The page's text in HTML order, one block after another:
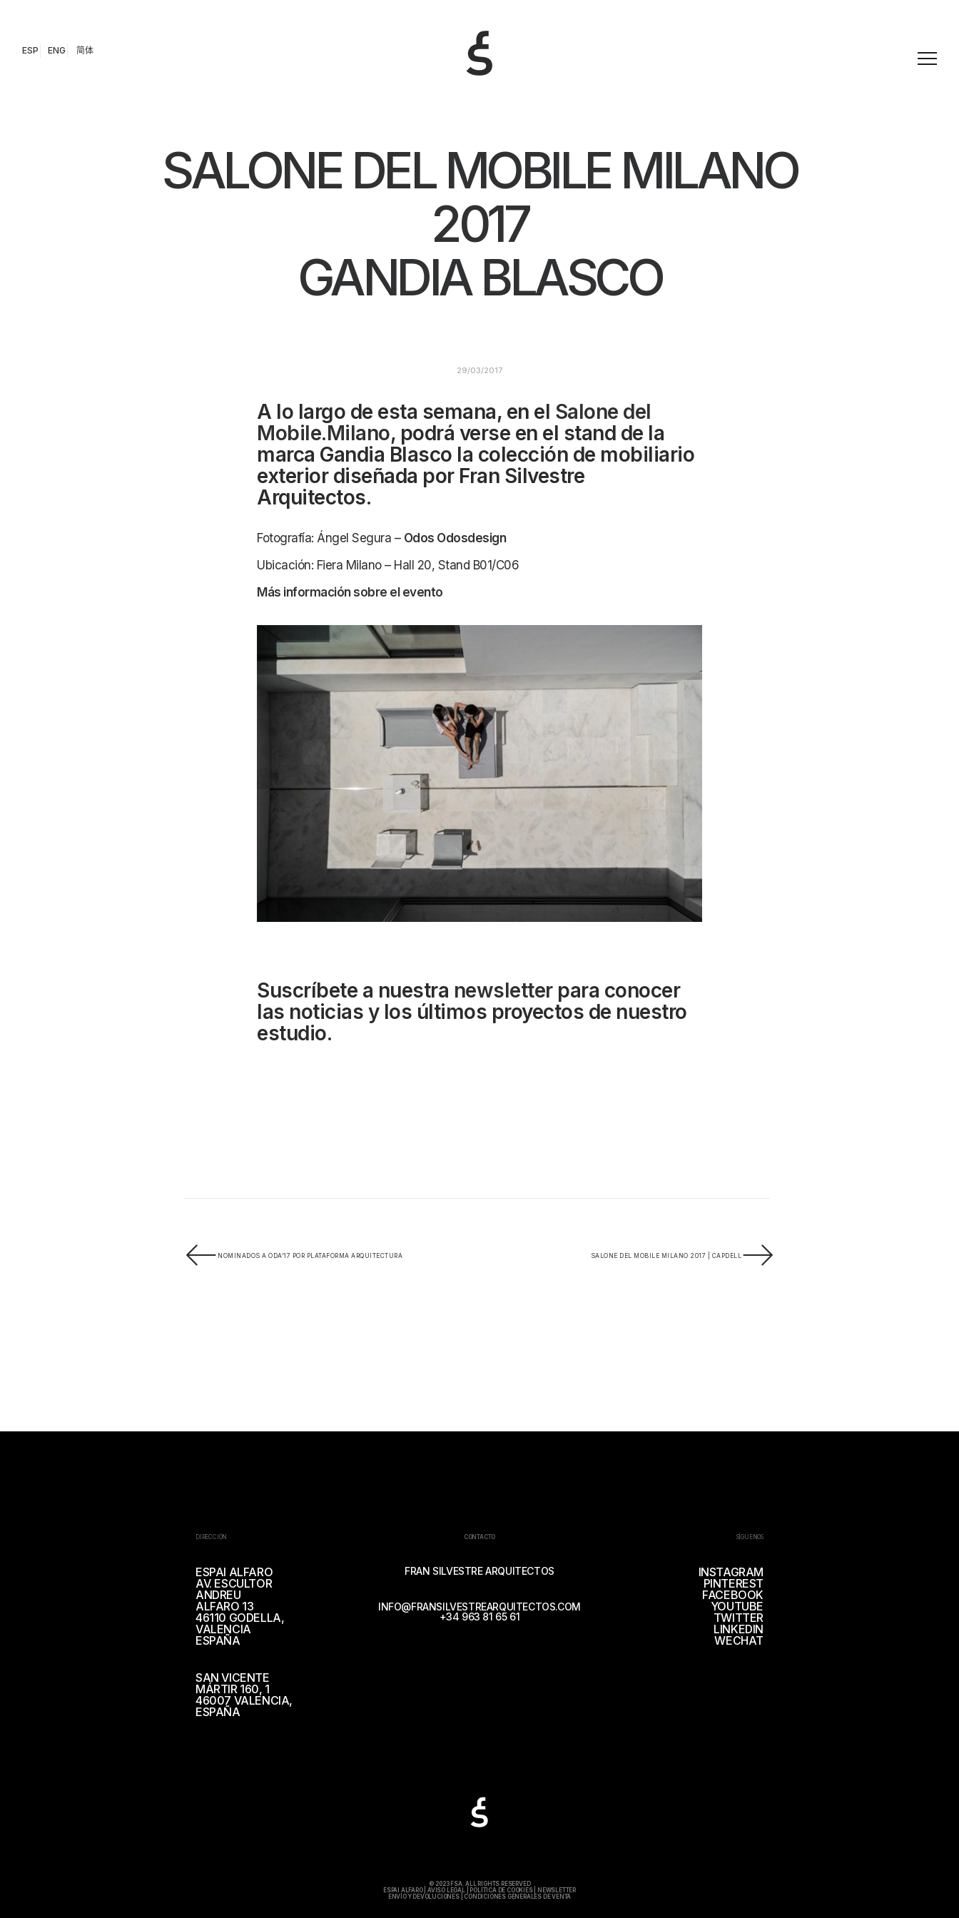
ESP ENG 简体
SALONE DEL MOBILE MILANO
2017
GANDIA BLASCO
29/03/2017
A lo largo de esta semana, en el Salone del
Mobile.Milano, podrá verse en el stand de la
marca Gandia Blasco la colección de mobiliario
exterior diseñada por Fran Silvestre
Arquitectos.
Fotografía: Ángel Segura – Odos Odosdesign
Ubicación: Fiera Milano – Hall 20, Stand B01/C06
Más información sobre el evento
Suscríbete a nuestra newsletterpara conocer
las noticias y los últimos proyectos de nuestro
estudio.
NOMINADOS A ODA’17 POR PLATAFORMA ARQUITECTURA SALONE DEL MOBILE MILANO 2017 | CAPDELL
DIRECCIÓN
ESPAI ALFARO
AV. ESCULTOR
ANDREU
ALFARO 13
46110 GODELLA,
VALENCIA
ESPAÑA
SAN VICENTE
MÁRTIR 160, 1
46007 VALENCIA,
ESPAÑA
CONTACTO
FRAN SILVESTRE ARQUITECTOS
INFO@FRANSILVESTREARQUITECTOS.COM
+34 963 81 65 61
SÍGUENOS
INSTAGRAM
PINTEREST
FACEBOOK
YOUTUBE
TWITTER
LINKEDIN
WECHAT
© 2023 FSA. ALL RIGHTS RESERVED
ESPAI ALFARO|AVISO LEGAL POLÍTICA DE COOKIES|
NEWSLETTER
ENVÍO Y DEVOLUCIONES| CONDICIONES GENERALES DE VENTA